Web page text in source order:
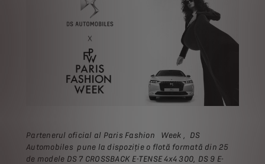
Partenerul oficial al Paris Fashion Week , DS
Automobiles pune la dispoziție o flotă formată din 25
de modele DS 7 CROSSBACK E-TENSE 4x4 300, DS 9 E-